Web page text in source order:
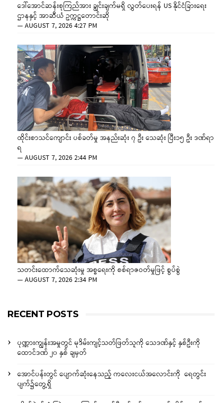
ဒေါ်အောင်ဆန်းစုကြည်အား ချွင်းချက်မရှိ လွှတ်ပေးရန် US နိုင်ငံခြားရေး
ဌာနနှင့် အာဆီယံ ဥက္ကဋ္ဌတောင်းဆို
—AUGUST 7, 2026 4:27 PM
ထိုင်းစာသင်ကျောင်း ပစ်ခတ်မှု အနည်းဆုံး ၇ ဦး သေဆုံး ပြီး၁၅ ဦး ဒဏ်ရာ
ရ
—AUGUST 7, 2026 2:44 PM
သတင်းထောက်သေဆုံးမှု အစ္စရေးကို စစ်ရာဇဝတ်မှုဖြင့် စွပ်စွဲ
—AUGUST 7, 2026 2:34 PM
RECENT POSTS
ပုဏ္ဏားကျွန်းအမှုတွင် မုဒိမ်းကျင့်သတ်ဖြတ်သူကို သေဒဏ်နှင့် နှစ်ဦးကို
ထောင်ဒဏ် ၂၀ နှစ် ချမှတ်
အောင်ပန်းတွင် ပျောက်ဆုံးနေသည့် ကလေးငယ်အလောင်းကို ရေတွင်း
ပျက်၌တွေ့ရှိ